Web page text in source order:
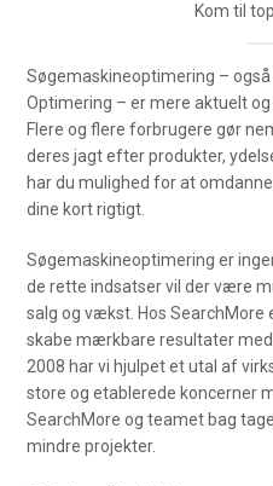
Kom til
Søgemaskineoptimering – også
Optimering – er mere aktuelt
Flere og flere forbrugere gør
deres jagt efter produkter,
har du mulighed for at
dine kort rigtigt.
Søgemaskineoptimering er
de rette indsatser vil der være
salg og vækst. Hos SearchMore
skabe mærkbare resultater
2008 har vi hjulpet et utal af
store og etablerede koncerner
SearchMore og teamet bag
mindre projekter.